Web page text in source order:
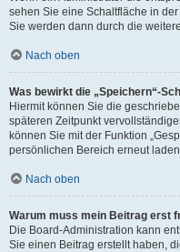
sehen Sie eine Schaltfläche in
Sie werden dann durch die
Nach oben
Was bewirkt die „Speichern“-
Hiermit können Sie die
späteren Zeitpunkt
können Sie mit der Funktion
persönlichen Bereich erneut
Nach oben
Warum muss mein Beitrag erst
Die Board-Administration kann
Sie einen Beitrag erstellt haben,